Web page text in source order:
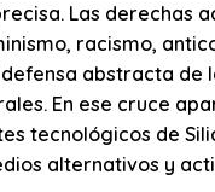
Las derechas
racismo,
abstracta de
En ese cruce
tecnológicos de
alternativos y